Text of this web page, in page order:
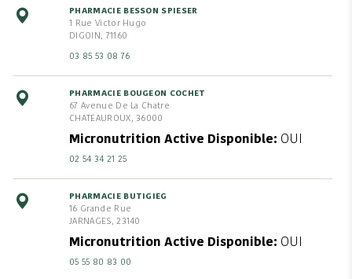
PHARMACIE BESSON SPIESER
1 Rue Victor Hugo
DIGOIN, 71160
03 85 53 08 76
PHARMACIE BOUGEON COCHET
67 Avenue De La Chatre
CHATEAUROUX, 36000
Micronutrition Active Disponible OUI
02 54 34 21 25
PHARMACIE BUTIGIEG
16 Grande Rue
JARNAGES, 23140
Micronutrition Active Disponible OUI
05 55 80 83 00